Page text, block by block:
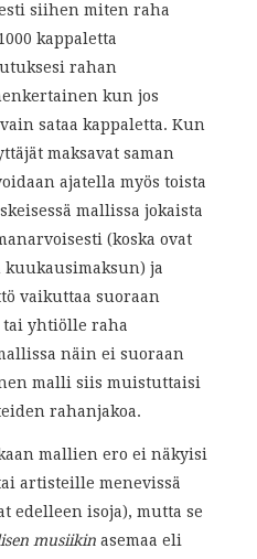
siihen miten raha
kappaletta
rahan
kun jos
sataa kappaletta. Kun
maksavat saman
ajatella myös toista
mallissa jokaista
(koska ovat
kuukausimaksun) ja
vaikuttaa suoraan
yhtiölle raha
näin ei suoraan
malli siis muistuttaisi
rahanjakoa.
mallien ero ei näkyisi
artisteille menevissä
edelleen isoja), mutta se
musiikinasemaa eli